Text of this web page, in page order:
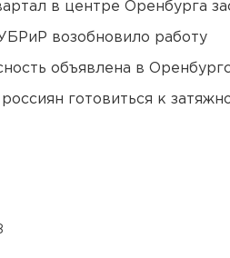
в центре Оренбурга
возобновило работу
объявлена в
готовиться к